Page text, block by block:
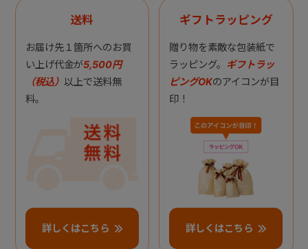
送料
お届け先１箇所へのお買
い上げ代金が5,500円
（税込） 以上で送料無
料。
詳しくはこちら
ギフトラッピング
贈り物を素敵な包装紙で
ラッピング。 ギフトラッ
ピングOKのアイコンが目
印！
詳しくはこちら